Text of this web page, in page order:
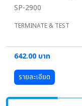
SP-2900
TERMINATE & TEST
642.00 บาท
รายละเอียด